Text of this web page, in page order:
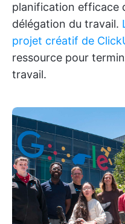
planification efficace
délégation du travail.
projet créatif de
ressource pour
travail.